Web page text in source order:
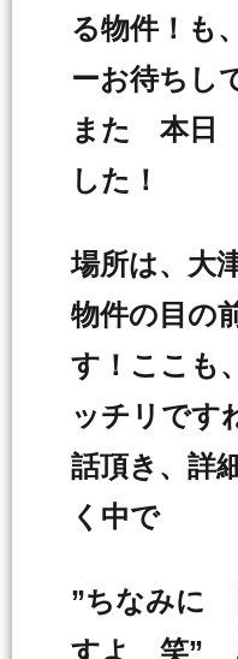
る物件！も
ーお待ちし
また 本日
した！
場所は、大
物件の目の
す！ここも
ッチリです
話頂き、詳
く中で
”ちなみに
すよ 笑”